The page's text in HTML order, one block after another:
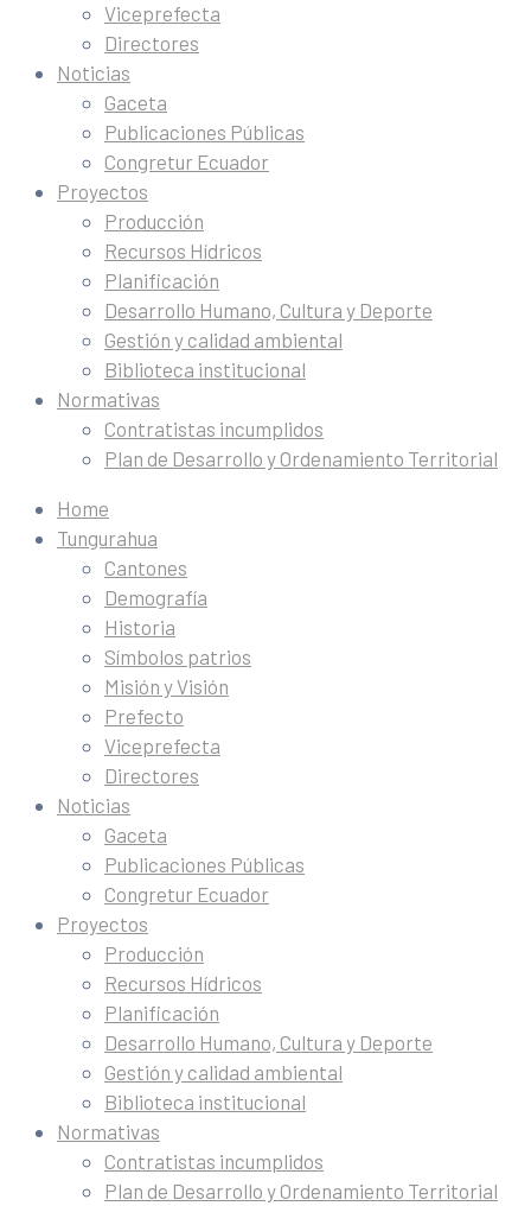
Viceprefecta
Directores
Noticias
Gaceta
Publicaciones Públicas
Congretur Ecuador
Proyectos
Producción
Recursos Hídricos
Planificación
Desarrollo Humano, Cultura y Deporte
Gestión y calidad ambiental
Biblioteca institucional
Normativas
Contratistas incumplidos
Plan de Desarrollo y Ordenamiento Territorial
Home
Tungurahua
Cantones
Demografía
Historia
Símbolos patrios
Misión y Visión
Prefecto
Viceprefecta
Directores
Noticias
Gaceta
Publicaciones Públicas
Congretur Ecuador
Proyectos
Producción
Recursos Hídricos
Planificación
Desarrollo Humano, Cultura y Deporte
Gestión y calidad ambiental
Biblioteca institucional
Normativas
Contratistas incumplidos
Plan de Desarrollo y Ordenamiento Territorial